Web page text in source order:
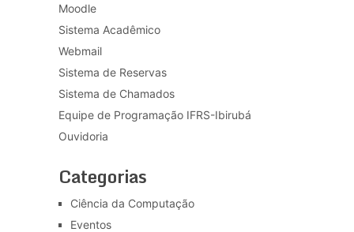
Moodle
Sistema Acadêmico
Webmail
Sistema de Reservas
Sistema de Chamados
Equipe de Programação IFRS-Ibirubá
Ouvidoria
Categorias
Ciência da Computação
Eventos